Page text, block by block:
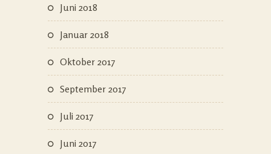
Juni 2018
Januar 2018
Oktober 2017
September 2017
Juli 2017
Juni 2017